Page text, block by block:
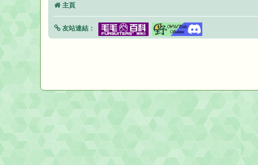
主頁
友站連結：